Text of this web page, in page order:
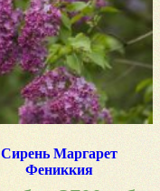
Сирень Маргарет
Фениккия